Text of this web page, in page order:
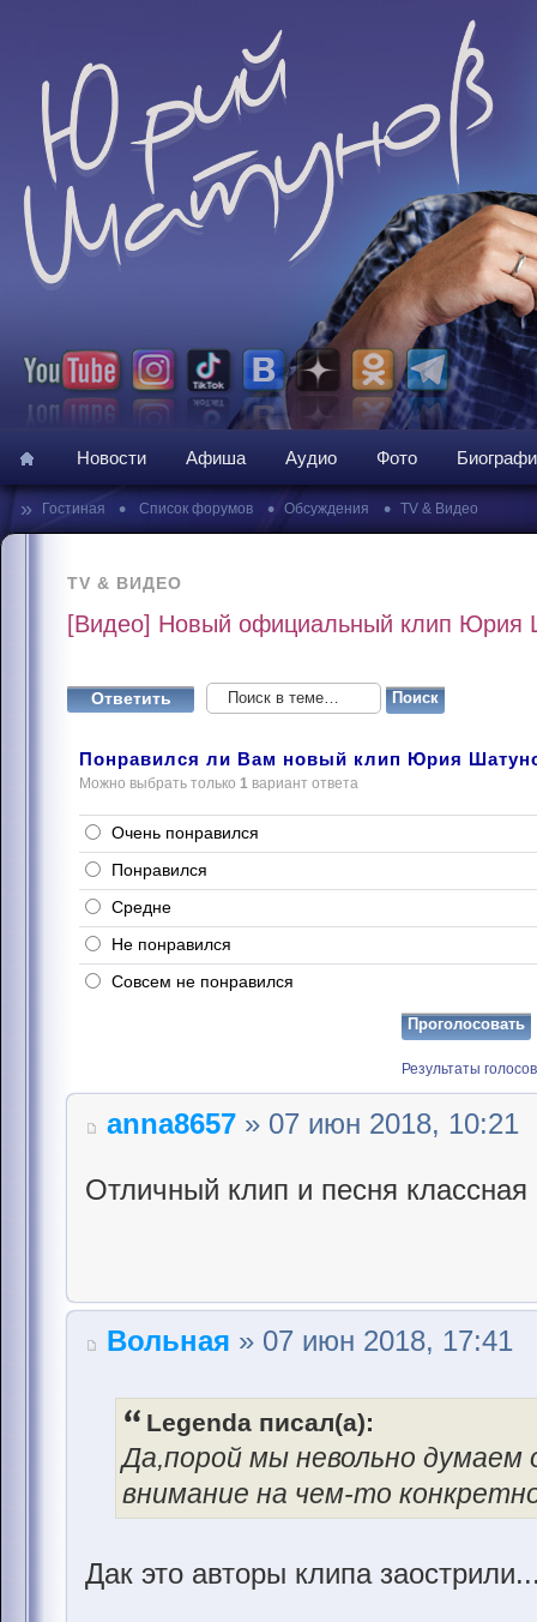
Новости Афиша Аудио Фото
» Гостиная • Список форумов • Обсуждения • TV & Видео
TV & ВИДЕО
[Видео] Новый официальный клип Юрия
Ответить
Понравился ли Вам новый клип Юрия
Можно выбрать только 1 вариант ответа
Очень понравился
Понравился
Средне
Не понравился
Совсем не понравился
Результаты
anna8657 » 07 июн 2018, 10:21
Отличный клип и песня классная
Вольная » 07 июн 2018, 17:41
Legenda писал(а):
Да,порой мы невольно думаем
внимание на чем-то
Дак это авторы клипа